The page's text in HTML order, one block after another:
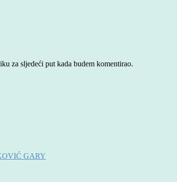
za sljedeći put kada budem komentirao.
GARY